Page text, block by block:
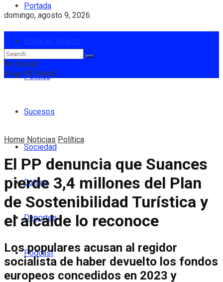
domingo, agosto 9, 2026
Portada
Política
Sucesos
Sociedad
Cultura
Deportes
Podcast
No Result
View All Result
Home Noticias Política
El PP denuncia que Suances
pierde 3,4 millones del Plan
de Sostenibilidad Turística y
el alcalde lo reconoce
Los populares acusan al regidor
socialista de haber devuelto los fondos
europeos concedidos en 2023 y